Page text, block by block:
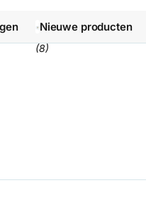
Nieuwe producten
(8)